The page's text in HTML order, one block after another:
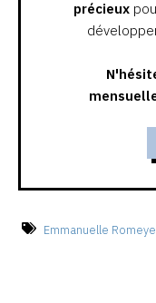
précieux
Emmanuelle